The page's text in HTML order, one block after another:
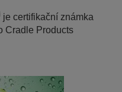
je certifikační známka
Cradle Products